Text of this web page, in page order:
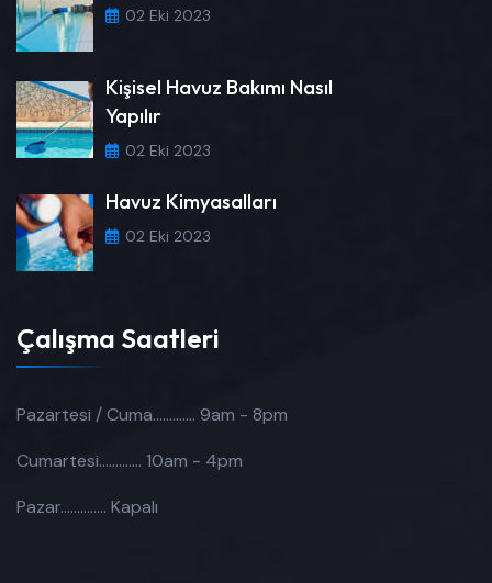
02 Eki 2023
Kişisel Havuz Bakımı Nasıl
Yapılır
02 Eki 2023
Havuz Kimyasalları
02 Eki 2023
Çalışma Saatleri
Pazartesi / Cuma............. 9am - 8pm
Cumartesi............. 10am - 4pm
Pazar.............. Kapalı